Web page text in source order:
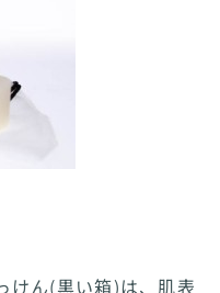
けん(黒い箱)は、肌表